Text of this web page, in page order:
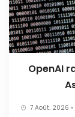
OpenAI
7 Août. 2026 •